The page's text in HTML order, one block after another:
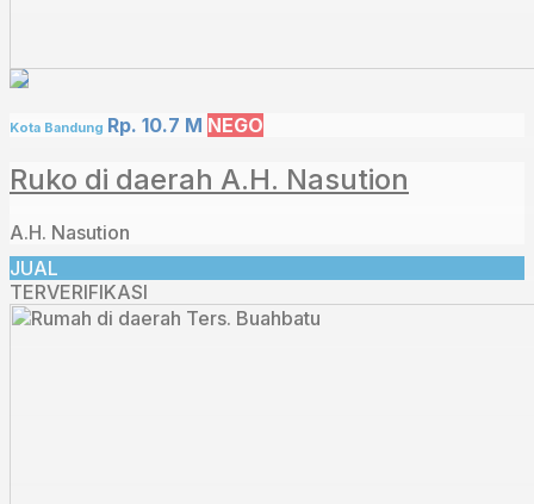
Kota Bandung Rp. 10.7 M NEGO
Ruko di daerah A.H. Nasution
A.H. Nasution
JUAL
TERVERIFIKASI